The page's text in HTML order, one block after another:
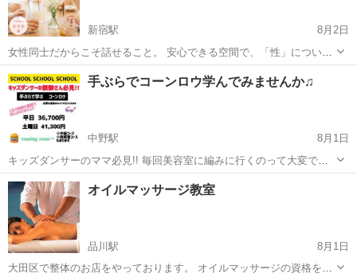
新宿駅
8月2日
女性同士だからこそ話せること。 安心できる空間で、「性」について
気軽にお話ししてみませんか？ 「パートナーには話しづらい…」 「他
の人はどう考えているんだろう？」 「ちょっと聞いてみたい」 そんな
想いや...
東京 新宿区 新宿駅 美容健康 シングルマザー
手ぶらでコーンロウ学んでみませんか♫
中野駅
8月1日
キッズダンサーのママ必見!! 毎回美容室に編みに行くのって大変です
よね！？ ママが編めたら楽ちん♫ お金も送迎も楽になる！ とお考えの
ママ必見です!! 道具もセットだから用意する必要ないよ！ やりたいけ
ど編めるかな… ...
東京 中野区 中野駅 その他 ママ
オイルマッサージ教室
品川駅
8月1日
大田区で整体のお店をやっております。 オイルマッサージの資格を取